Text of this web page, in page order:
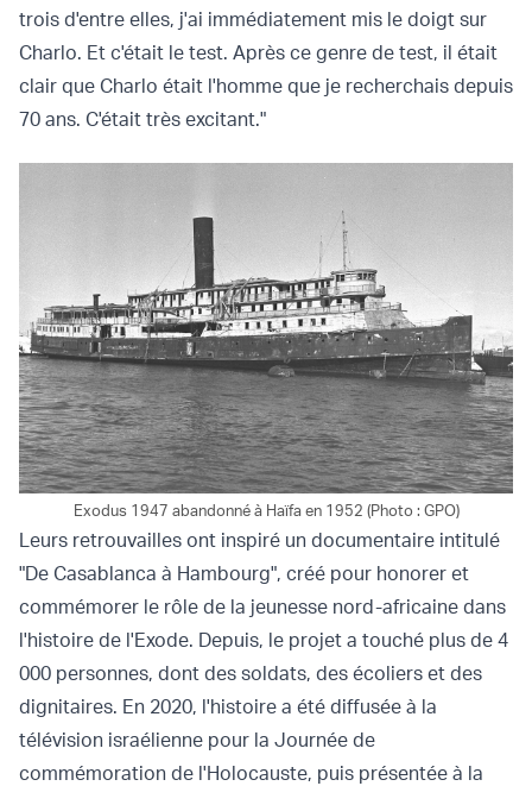
trois d'entre elles, j'ai immédiatement mis le doigt sur
Charlo. Et c'était le test. Après ce genre de test, il était
clair que Charlo était l'homme que je recherchais depuis
70 ans. C'était très excitant."
Exodus 1947 abandonné à Haïfa en 1952 (Photo : GPO)
Leurs retrouvailles ont inspiré un documentaire intitulé
"De Casablanca à Hambourg", créé pour honorer et
commémorer le rôle de la jeunesse nord-africaine dans
l'histoire de l'Exode. Depuis, le projet a touché plus de 4
000 personnes, dont des soldats, des écoliers et des
dignitaires. En 2020, l'histoire a été diffusée à la
télévision israélienne pour la Journée de
commémoration de l'Holocauste, puis présentée à la